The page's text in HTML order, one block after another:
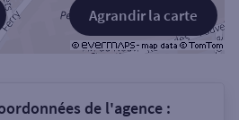
Agrandir la carte
de l'agence :